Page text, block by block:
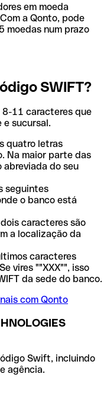
em moeda
a Qonto, pode
moedas num prazo
SWIFT?
8-11 caracteres que
sucursal.
quatro letras
Na maior parte das
abreviada do seu
seguintes
o banco está
caracteres são
a localização da
caracteres
vires ""XXX"", isso
da sede do banco.
com Qonto
Swift, incluindo
agência.